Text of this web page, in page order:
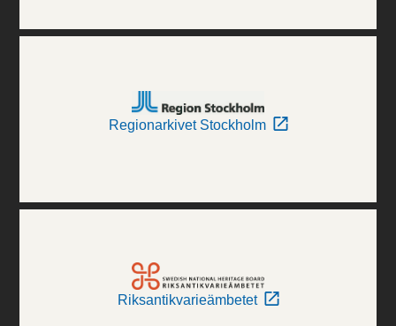
Regionarkivet Stockholm
Riksantikvarieämbetet